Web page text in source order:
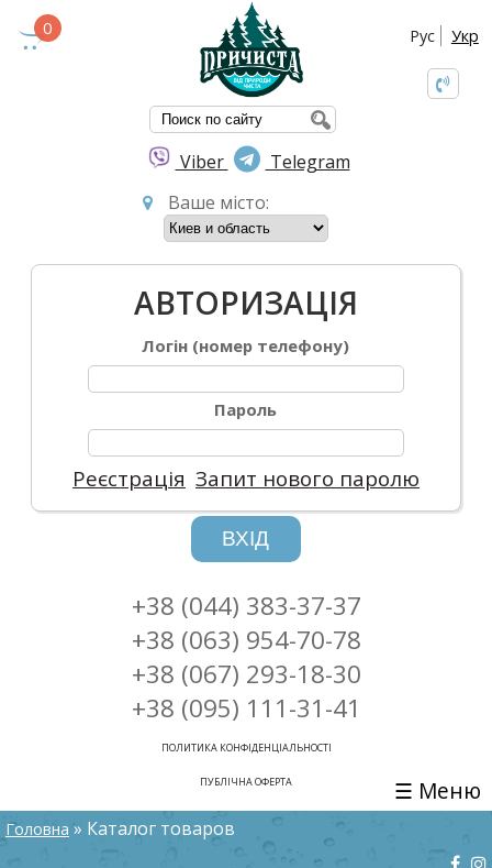
ПОШУКОВА
Viber
Telegram
Ваше місто:
АВТОРИЗАЦІЯ
Логін (номер телефону)
Пароль
Реєстрація Запит нового паролю
ВХІД
0 Рус Укр
+38 (044) 383-37-37
+38 (063) 954-70-78
+38 (067) 293-18-30
+38 (095) 111-31-41
ПОЛИТИКА КОНФІДЕНЦІАЛЬНОСТІ
ПУБЛІЧНА ОФЕРТА ☰ Меню
ВИ Є ТУТ
Головна » Каталог товаров